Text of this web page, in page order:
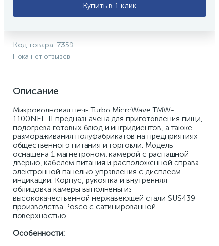
Купить в 1 клик
Код товара: 7359
Пока нет отзывов
Описание
Микроволновая печь Turbo MicroWave TMW-
1100NEL-II предназначена для приготовления пищи,
подогрева готовых блюд и ингридиентов, а также
размораживания полуфабрикатов на предприятиях
общественного питания и торговли. Модель
оснащена 1 магнетроном, камерой с распашной
дверью, кабелем питания и расположенной справа
электронной панелью управления с дисплеем
индикации. Корпус, рукоятка и внутренняя
облицовка камеры выполнены из
высококачественной нержавеющей стали SUS439
производства Posco с сатинированной
поверхностью.
Особенности: